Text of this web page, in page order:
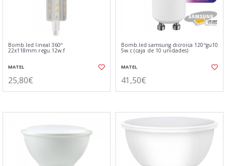
Bomb.led lineal 360º
22x118mm.regu.12w.f
MATEL
25,80€
Bomb.led samsung dicroica 120ºgu10
5w.c (caja de 10 unidades)
MATEL
41,50€